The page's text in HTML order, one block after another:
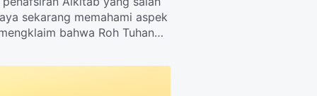
bahwa Tuhan telah kembali
sekarang memahami aspek
bahwa Roh Tuhan